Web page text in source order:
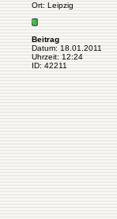
Ort: Leipzig
Beitrag
Datum: 18.01.2011
Uhrzeit: 12:24
ID: 42211